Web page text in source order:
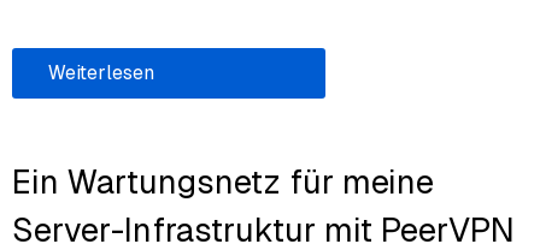
Weiterlesen
Ein Wartungsnetz für meine
Server-Infrastruktur mit PeerVPN